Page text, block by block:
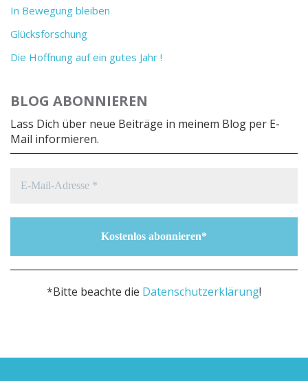
In Bewegung bleiben
Glücksforschung
Die Hoffnung auf ein gutes Jahr !
BLOG ABONNIEREN
Lass Dich über neue Beiträge in meinem Blog per E-
Mail informieren.
*Bitte beachte die Datenschutzerklärung!